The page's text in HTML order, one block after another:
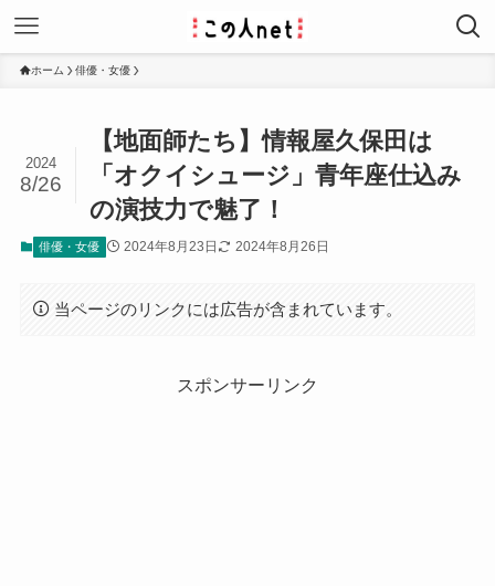
ホーム 俳優・女優
【地面師たち】情報屋久保田は
「オクイシュージ」青年座仕込み
の演技力で魅了！
2024
8/26
俳優・女優 2024年8月23日 2024年8月26日
当ページのリンクには広告が含まれています。
スポンサーリンク